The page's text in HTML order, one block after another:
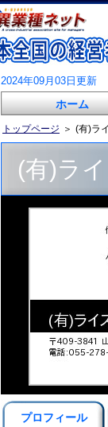
2024年09月03日更新
ホーム
トップページ ＞ (有)ラ
(有)ラ
プロフィール